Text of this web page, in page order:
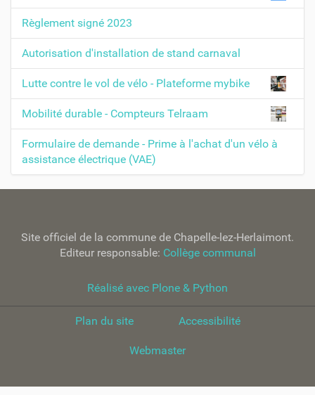
Règlement signé 2023
Autorisation d'installation de stand carnaval
Lutte contre le vol de vélo - Plateforme mybike
Mobilité durable - Compteurs Telraam
Formulaire de demande - Prime à l'achat d'un vélo à
assistance électrique (VAE)
Site officiel de la commune de Chapelle-lez-Herlaimont.
Editeur responsable: Collège communal
Réalisé avec Plone & Python
Plan du site Accessibilité
Webmaster